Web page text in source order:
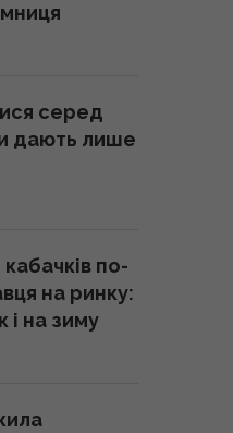
серед
дають лише
по-
на ринку:
і на зиму